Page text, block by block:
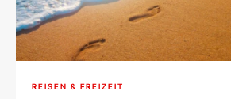
REISEN & FREIZEIT